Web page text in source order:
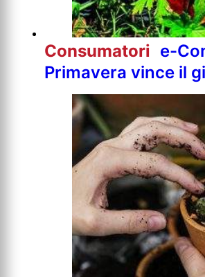
Consumatori e-
Primavera vince il